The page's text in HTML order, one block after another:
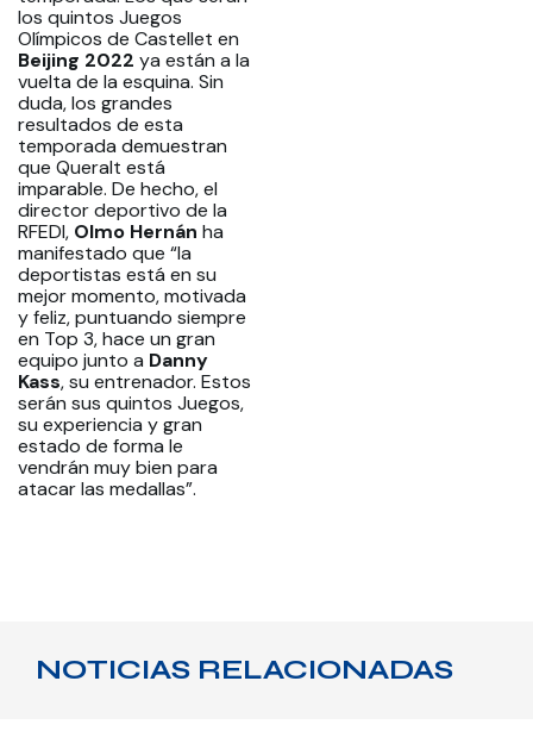
los quintos Juegos
Olímpicos de Castellet en
Beijing 2022 ya están a la
vuelta de la esquina. Sin
duda, los grandes
resultados de esta
temporada demuestran
que Queralt está
imparable. De hecho, el
director deportivo de la
RFEDI, Olmo Hernán ha
manifestado que “la
deportistas ​está en su
mejor momento, motivada
y feliz, puntuando siempre
en Top 3, hace un gran
equipo junto a Danny
Kass, su entrenador. Estos
serán sus quintos Juegos,
su experiencia y gran
estado de forma le
vendrán muy bien para
atacar las medallas”.
NOTICIAS RELACIONADAS